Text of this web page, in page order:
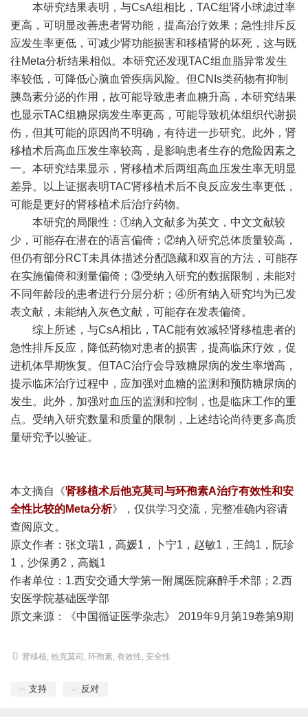
本研究结果表明，与CsA组相比，TAC组肾小球滤过率
更高，可明显改善患者肾功能，提高治疗效果；急性排斥反
应发生率更低，可减少肾功能损害和移植肾的坏死，这与既
往Meta分析结果相似。本研究还发现TAC组血脂异常发生
率较低，可降低心脑血管疾病风险。但CNIs类药物有抑制
胰岛素分泌的作用，故可能导致患者血糖升高，本研究结果
也显示TAC组糖尿病发生率更高，可能导致机体组织代谢损
伤，但其可能的原因尚不明确，有待进一步研究。此外，肾
移植术后高血压发生率较高，是影响患者生存的危险因素之
一。本研究结果显示，肾移植术后两组高血压发生率无明显
差异。以上证据表明TAC肾移植术后不良反应发生率更低，
可能是更好的肾移植术后治疗药物。
本研究的局限性：①纳入文献多为英文，中文文献较
少，可能存在潜在的语言偏倚；②纳入研究总体质量较高，
但仍有部分RCT未具体描述分配隐藏和双盲的方法，可能存
在实施偏倚和测量偏倚；③受纳入研究的数据限制，未能对
不同年龄段的患者进行分层分析；④所有纳入研究均为已发
表文献，未能纳入灰色文献，可能存在发表偏倚。
综上所述，与CsA相比，TAC能有效减轻肾移植患者的
急性排斥反应，降低药物对患者的损害，提高临床疗效，促
进机体早期恢复。但TAC治疗会导致糖尿病的发生率增高，
提示临床治疗过程中，应加强对血糖的监测和预防糖尿病的
发生。此外，加强对血压的监测和控制，也是临床工作的重
点。受纳入研究数量和质量的限制，上述结论尚待更多高质
量研究予以验证。
本文摘自《肾移植术后他克莫司与环孢素A治疗有效性和安
全性比较的Meta分析》，仅供学习交流，完整准确内容请
查阅原文。
原文作者：张文瑞1，高媛1，卜宁1，赵敏1，王鸽1，阮珍
1，沙保勇2，高巍1
作者单位：1.西安交通大学第一附属医院麻醉手术部；2.西
安医学院基础医学部
原文来源：《中国循证医学杂志》 2019年9月第19卷第9期
肾移植 ,他克莫司 ,环孢素 ,有效性 ,安全性
支持 反对